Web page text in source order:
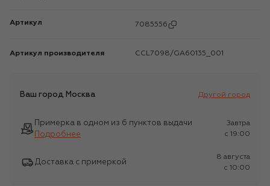
Артикул 7085556
Артикул производителя CCL7098/GA60135_001
Ваш город Москва Другой город
Примерка в одном из 6 пунктов выдачи
Подробнее
Завтра
c 19:00
Доставка с примеркой
8 августа
c 10:00